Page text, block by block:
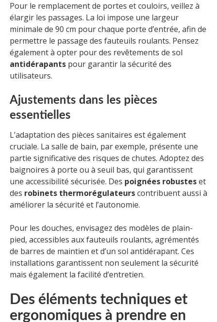
Pour le remplacement de portes et couloirs, veillez à
élargir les passages. La loi impose une largeur
minimale de 90 cm pour chaque porte d’entrée, afin de
permettre le passage des fauteuils roulants. Pensez
également à opter pour des revêtements de sol
antidérapants pour garantir la sécurité des
utilisateurs.
Ajustements dans les pièces
essentielles
L’adaptation des pièces sanitaires est également
cruciale. La salle de bain, par exemple, présente une
partie significative des risques de chutes. Adoptez des
baignoires à porte ou à seuil bas, qui garantissent
une accessibilité sécurisée. Des poignées robusteset
des robinets thermorégulateurscontribuent aussi à
améliorer la sécurité et l’autonomie.
Pour les douches, envisagez des modèles de plain-
pied, accessibles aux fauteuils roulants, agrémentés
de barres de maintien et d’un sol antidérapant. Ces
installations garantissent non seulement la sécurité
mais également la facilité d’entretien.
Des éléments techniques et
ergonomiques à prendre en